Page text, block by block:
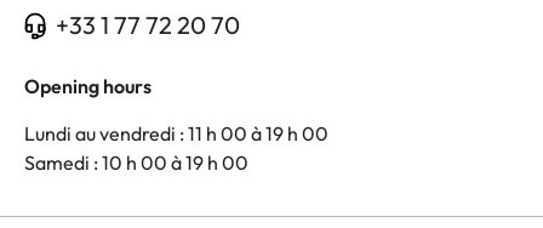
+33 1 77 72 20 70
Opening hours
Lundi au vendredi : 11 h 00 à 19 h 00
Samedi : 10 h 00 à 19 h 00